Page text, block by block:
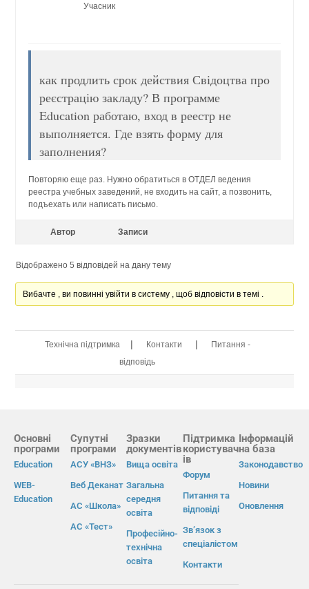
Учасник
как продлить срок действия Свідоцтва про
реєстрацію закладу? В программе
Eduсation работаю, вход в реестр не
выполняется. Где взять форму для
заполнения?
Повторяю еще раз. Нужно обратиться в ОТДЕЛ ведения
реестра учебных заведений, не входить на сайт, а позвонить,
подъехать или написать письмо.
Автор Записи
Відображено 5 відповідей на дану тему
Вибачте , ви повинні увійти в систему , щоб відповісти в темі .
Технічна підтримка | Контакти |
Питання -
відповідь
Основні
програми
Education
WEB-
Education
Супутні
програми
АСУ «ВНЗ»
Веб Деканат
АС «Школа»
АС «Тест»
Зразки
документів
Вища освіта
Загальна
середня
освіта
Професійно-
технічна
освіта
Підтримка
користувач
ів
Форум
Питання та
відповіді
Зв’язок з
спеціалістом
Контакти
Інформацій
на база
Законодавство
Новини
Оновлення